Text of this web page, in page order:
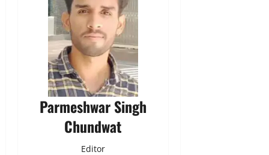
Parmeshwar Singh
Chundwat
Editor